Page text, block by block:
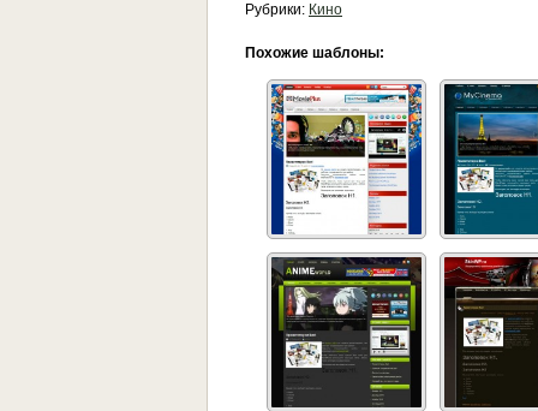
Рубрики: Кино
Похожие шаблоны: